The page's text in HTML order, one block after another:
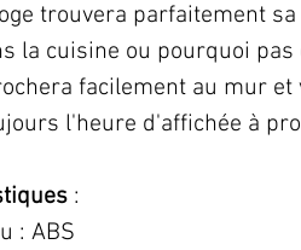
trouvera parfaitement
la cuisine ou pourquoi
facilement au mur
l'heure d'affichée à
:
: ABS